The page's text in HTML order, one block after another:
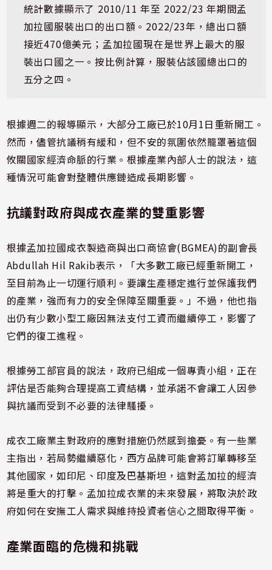
統計數據顯示了 2010/11 年至 2022/23 年期間孟
加拉國服裝出口的出口額。2022/23年，總出口額
接近470億美元；孟加拉國現在是世界上最大的服
裝出口國之一。按比例計算，服裝佔該國總出口的
五分之四。
根據週二的報導顯示，大部分工廠已於10月1日重新開工。
然而，儘管抗議稍有緩和，但不安的氛圍依然籠罩著這個
攸關國家經濟命脈的行業。根據產業內部人士的說法，這
種情況可能會對整體供應鏈造成長期影響。
抗議對政府與成衣產業的雙重影響
根據孟加拉國成衣製造商與出口商協會(BGMEA)的副會長
Abdullah Hil Rakib表示，「大多數工廠已經重新開工，
至目前為止一切運行順利。要讓生產穩定進行並保護我們
的產業，強而有力的安全保障至關重要。」不過，他也指
出仍有少數小型工廠因無法支付工資而繼續停工，影響了
它們的復工進程。
根據勞工部官員的說法，政府已組成一個專責小組，正在
評估是否能夠合理提高工資結構，並承諾不會讓工人因參
與抗議而受到不必要的法律騷擾。
成衣工廠業主對政府的應對措施仍然感到擔憂。有一些業
主指出，若局勢繼續惡化，西方品牌可能會將訂單轉移至
其他國家，如印尼、印度及巴基斯坦，這對孟加拉的經濟
將是重大的打擊。孟加拉成衣業的未來發展，將取決於政
府如何在安撫工人需求與維持投資者信心之間取得平衡。
產業面臨的危機和挑戰